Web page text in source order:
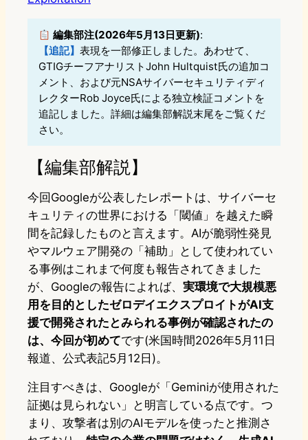
編集部注(2026年5月13日更新):
【追記】 表現を一部修正しました。あわせて、
GTIGチーフアナリストJohn Hultquist氏の追加コ
メント、および元NSAサイバーセキュリティディ
レクターRob Joyce氏による独立検証コメントを
追記しました。詳細は編集部解説末尾をご覧くだ
さい。
【編集部解説】
今回Googleが公表したレポートは、サイバーセ
キュリティの世界における「閾値」を越えた瞬
間を記録したものと言えます。AIが脆弱性発見
やマルウェア開発の「補助」として使われてい
る事例はこれまで何度も報告されてきました
が、Googleの報告によれば、 実環境で大規模悪
用を目的としたゼロデイエクスプロイトがAI支
援で開発されたとみられる事例が確認されたの
は、今回が初めてです(米国時間2026年5月11日
報道、公式表記5月12日)。
注目すべきは、Googleが「Geminiが使用された
証拠は見られない」と明言している点です。つ
まり、攻撃者は別のAIモデルを使ったと推測さ